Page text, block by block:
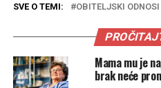
SVE O TEMI: OBITELJSKI ODNOSI
Mama mu je
brak neće